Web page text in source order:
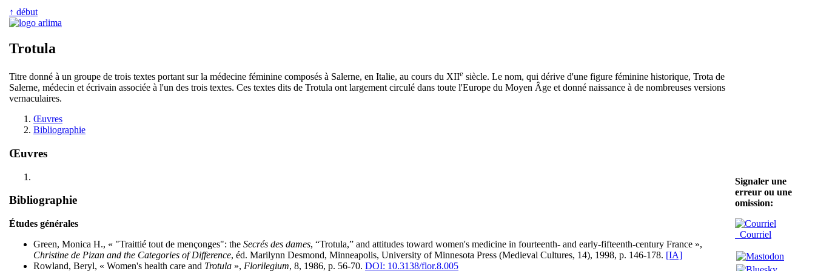
↑ début
Trotula
Titre donné à un groupe de trois textes portant sur la médecine féminine composés à Salerne, en Italie, au cours du XIIe siècle. Le nom, qui dérive d'une figure féminine historique, Trota de
Salerne, médecin et écrivain associée à l'un des trois textes. Ces textes dits de Trotula ont largement circulé dans toute l'Europe du Moyen Âge et donné naissance à de nombreuses versions
vernaculaires.
Œuvres
Bibliographie
Œuvres
Bibliographie
Études générales
Green, Monica H., « "Traittié tout de mençonges": the Secrés des dames, “Trotula,” and attitudes toward women's medicine in fourteenth- and early-fifteenth-century France »,
Christine de Pizan and the Categories of Difference, éd. Marilynn Desmond, Minneapolis, University of Minnesota Press (Medieval Cultures, 14), 1998, p. 146-178. [IA]
Rowland, Beryl, « Women's health care and Trotula », Florilegium, 8, 1986, p. 56-70. DOI: 10.3138/flor.8.005
Signaler une
erreur ou une
omission:
Courriel